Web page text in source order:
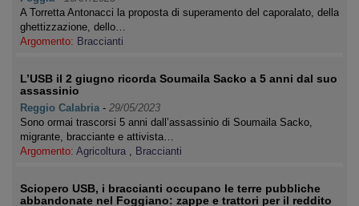
A Torretta Antonacci la proposta di superamento del caporalato, della
ghettizzazione, dello…
Argomento: Braccianti
L’USB il 2 giugno ricorda Soumaila Sacko a 5 anni dal suo
assassinio
Reggio Calabria - 29/05/2023
Sono ormai trascorsi 5 anni dall’assassinio di Soumaila Sacko,
migrante, bracciante e attivista…
Argomento: Agricoltura , Braccianti
Sciopero USB, i braccianti occupano le terre pubbliche
abbandonate nel Foggiano: zappe e trattori per il reddito